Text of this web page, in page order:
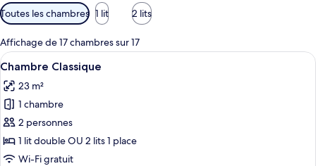
Filtres
disponibles
pour
les
chambres
Toutes les chambres 1 lit 2 lits
Affichage de 17 chambres sur 17
Afficher
toutes
les
photos
pour
ce
type
Minibar, coffres-forts dans les
5
Chambre Classique
23 m²
1 chambre
2 personnes
1 lit double OU 2 lits 1 place
Wi-Fi gratuit